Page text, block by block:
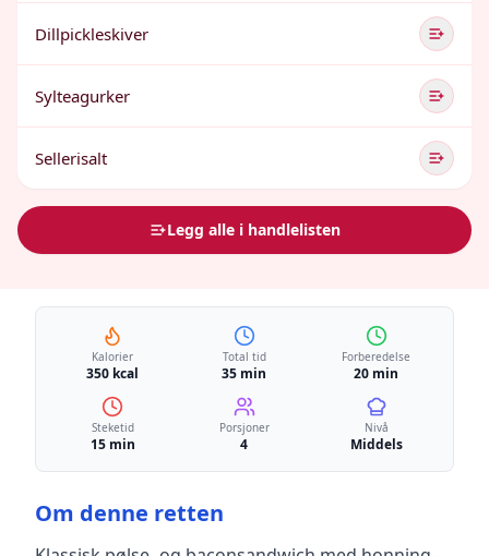
Dillpickleskiver
Sylteagurker
Sellerisalt
Legg alle i handlelisten
Kalorier
350 kcal
Total tid
35 min
Forberedelse
20 min
Steketid
15 min
Porsjoner
4
Nivå
Middels
Om denne retten